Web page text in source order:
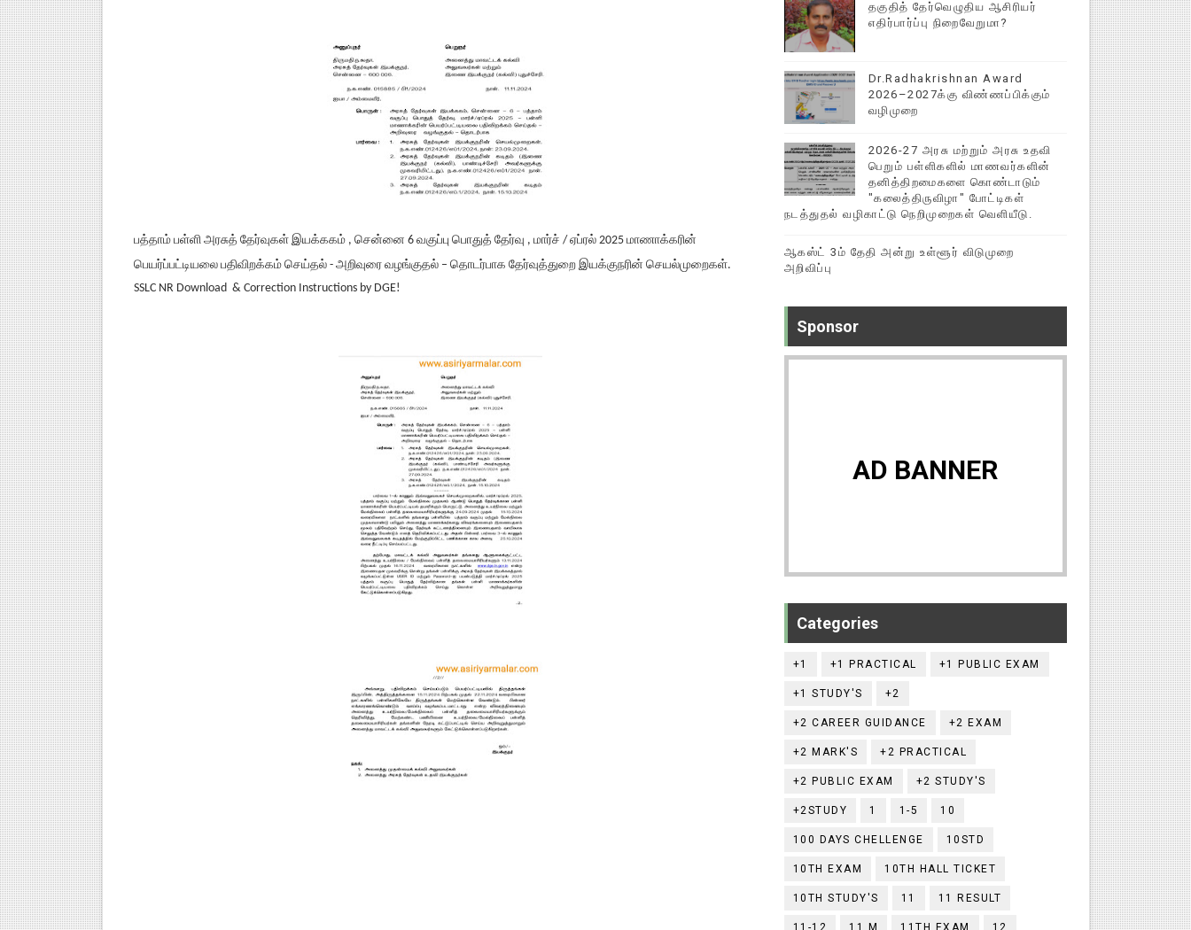
பத்தாம் பள்ளி அரசுத் தேர்வுகள் இயக்ககம் , சென்னை 6 வகுப்பு பொதுத் தேர்வு , மார்ச் / ஏப்ரல் 2025 மாணாக்கரின்
பெயர்ப்பட்டியலை பதிவிறக்கம் செய்தல் - அறிவுரை வழங்குதல் – தொடர்பாக தேர்வுத்துறை இயக்குநரின் செயல்முறைகள்.
SSLC NR Download & Correction Instructions by DGE!
தகுதித் தேர்வெழுதிய ஆசிரியர்
எதிர்பார்ப்பு நிறைவேறுமா?
Dr.Radhakrishnan Award
2026–2027க்கு விண்ணப்பிக்கும்
வழிமுறை
2026-27 அரசு மற்றும் அரசு உதவி
பெறும் பள்ளிகளில் மாணவர்களின்
தனித்திறமைகளை கொண்டாடும்
"கலைத்திருவிழா" போட்டிகள்
நடத்துதல் வழிகாட்டு நெறிமுறைகள் வெளியீடு.
ஆகஸ்ட் 3ம் தேதி அன்று உள்ளூர் விடுமுறை
அறிவிப்பு
Sponsor
AD BANNER
Categories
+1 +1 PRACTICAL +1 PUBLIC EXAM
+1 STUDY'S +2
+2 CAREER GUIDANCE +2 EXAM
+2 MARK'S +2 PRACTICAL
+2 PUBLIC EXAM +2 STUDY'S
+2STUDY 1 1-5 10
100 DAYS CHELLENGE 10STD
10TH EXAM 10TH HALL TICKET
10TH STUDY'S 11 11 RESULT
11-12 11.M 11TH EXAM 12